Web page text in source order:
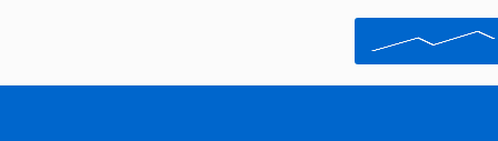
INNOVATION VERSUS